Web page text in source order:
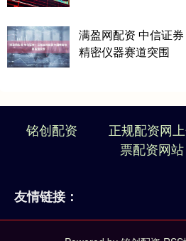
满盈网配资 中信证
精密仪器赛道突围
铭创配资 正规配资网
票配资网站
友情链接：